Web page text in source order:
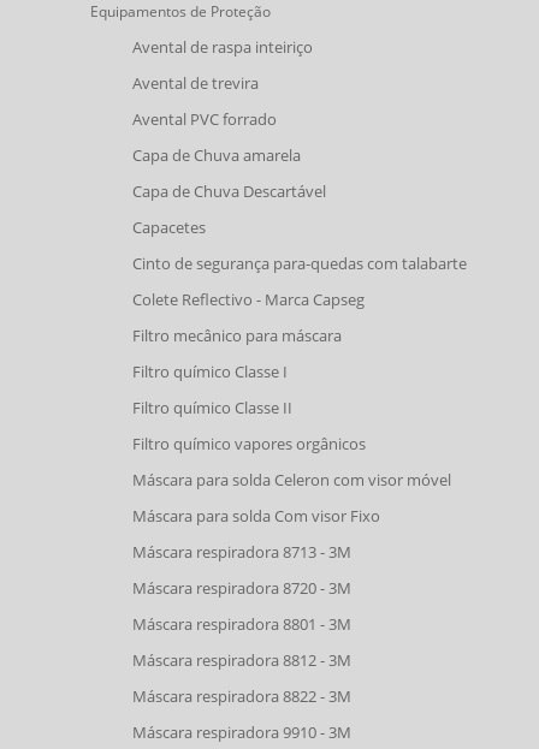
Equipamentos de Proteção
Avental de raspa inteiriço
Avental de trevira
Avental PVC forrado
Capa de Chuva amarela
Capa de Chuva Descartável
Capacetes
Cinto de segurança para-quedas com talabarte
Colete Reflectivo - Marca Capseg
Filtro mecânico para máscara
Filtro químico Classe I
Filtro químico Classe II
Filtro químico vapores orgânicos
Máscara para solda Celeron com visor móvel
Máscara para solda Com visor Fixo
Máscara respiradora 8713 - 3M
Máscara respiradora 8720 - 3M
Máscara respiradora 8801 - 3M
Máscara respiradora 8812 - 3M
Máscara respiradora 8822 - 3M
Máscara respiradora 9910 - 3M